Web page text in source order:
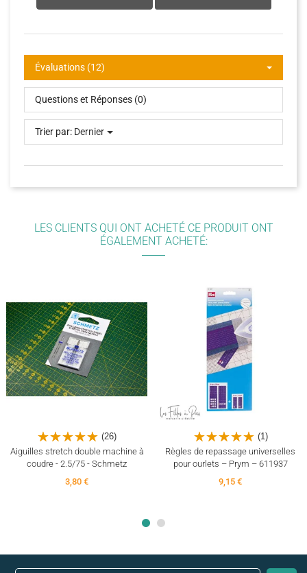
Évaluations (12)
Questions et Réponses (0)
Trier par: Dernier
LES CLIENTS QUI ONT ACHETÉ CE PRODUIT ONT
ÉGALEMENT ACHETÉ:
(26)
Aiguilles stretch double machine à
coudre - 2.5/75 - Schmetz
3,80 €
(1)
Règles de repassage universelles
pour ourlets – Prym – 611937
9,15 €